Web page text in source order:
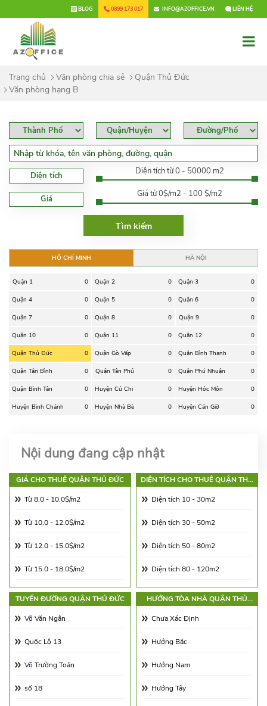
BLOG 0899 173 017 INFO@AZOFFICE.VN LIÊN HỆ×
Trang chủ Văn phòng chia sẻ
Quận Thủ Đức
Văn phòng hạng B
Diện tích Diện tích từ 0 - 50000 m2
Giá Giá từ 0$/m2 - 100 $/m2
HỒ CHÍ MINH HÀ NỘI
Quận 1 0 Quận 2 0 Quận 3 0
Quận 4 0 Quận 5 0 Quận 6 0
Quận 7 0 Quận 8 0 Quận 9 0
Quận 10 0 Quận 11 0 Quận 12 0
Quận Thủ Đức 0 Quận Gò Vấp 0 Quận Bình Thạnh 0
Quận Tân Bình 0 Quận Tân Phú 0 Quận Phú Nhuận 0
Quận Bình Tân 0 Huyện Củ Chi 0 Huyện Hóc Môn 0
Huyện Bình Chánh 0 Huyện Nhà Bè 0 Huyện Cần Giờ 0
Nội dung đang cập nhật
GIÁ CHO THUÊ QUẬN THỦ ĐỨC
Từ 8.0 - 10.0$/m2
Từ 10.0 - 12.0$/m2
Từ 12.0 - 15.0$/m2
Từ 15.0 - 18.0$/m2
Từ 18.0 - 21.0$/m2
Từ 21.0 - 25.0$/m2
Từ 25.0 - 30.0$/m2
Từ 30.0 - 65.0$/m2
Từ 65.00 - 100.00$/m2
DIỆN TÍCH CHO THUÊ QUẬN THỦ
Diện tích 10 - 30m2
Diện tích 30 - 50m2
Diện tích 50 - 80m2
Diện tích 80 - 120m2
Diện tích 120 - 180m2
Diện tích 180 - 250m2
Diện tích 250 - 350m2
Diện tích 350 - 500m2
Trên 500m2
TUYẾN ĐƯỜNG QUẬN THỦ ĐỨC
Võ Văn Ngân
Quốc Lộ 13
Võ Trường Toản
số 18
HƯỚNG TÒA NHÀ QUẬN THỦ
Chưa Xác Định
Hướng Bắc
Hướng Nam
Hướng Tây